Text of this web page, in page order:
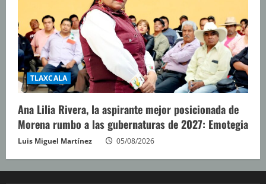
TLAXCALA
Ana Lilia Rivera, la aspirante mejor posicionada de
Morena rumbo a las gubernaturas de 2027: Emotegia
Luis Miguel Martínez 05/08/2026